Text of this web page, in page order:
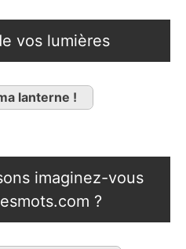
vos lumières
lanterne !
imaginez-vous
?